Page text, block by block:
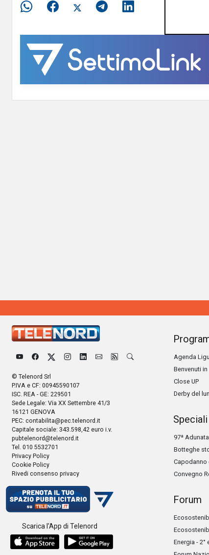
© Telenord Srl
P.IVA e CF: 00945590107
ISC. REA - GE: 229501
Sede Legale: Via XX Settembre 41/3
16121 GENOVA
PEC: contabilita@pec.telenord.it
Capitale sociale: 343.598,42 euro i.v.
pubtelenord@telenord.it
Tel. 010 5532701
Privacy Policy
Cookie Policy
Rivedi consenso privacy
Scarica l'App di Telenord
Agenda
Benvenuti in
Close UP
Derby del
Speciali
97ª
Botteghe
Capodanno
Convegno
Forum
Energia - 2°